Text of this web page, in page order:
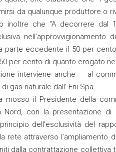
da qualunque produttore o
inoltre che “A decorrere
parte eccedente il 50 per
per cento di quanto erogato
interviene anche – al
gas naturale dall’ Eni Spa.
mosso il Presidente della
Nord, con la presentazione
dell’esclusività del
rete attraverso
dalla contrattazione